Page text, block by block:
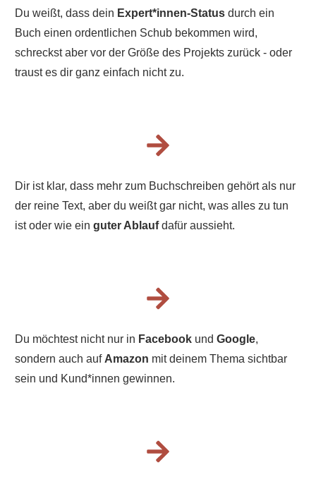
Du weißt, dass dein Expert*innen-Status durch ein
Buch einen ordentlichen Schub bekommen wird,
schreckst aber vor der Größe des Projekts zurück - oder
traust es dir ganz einfach nicht zu.
Dir ist klar, dass mehr zum Buchschreiben gehört als nur
der reine Text, aber du weißt gar nicht, was alles zu tun
ist oder wie ein guter Ablaufdafür aussieht.
Du möchtest nicht nur in Facebook und Google,
sondern auch auf Amazon mit deinem Thema sichtbar
sein und Kund*innen gewinnen.